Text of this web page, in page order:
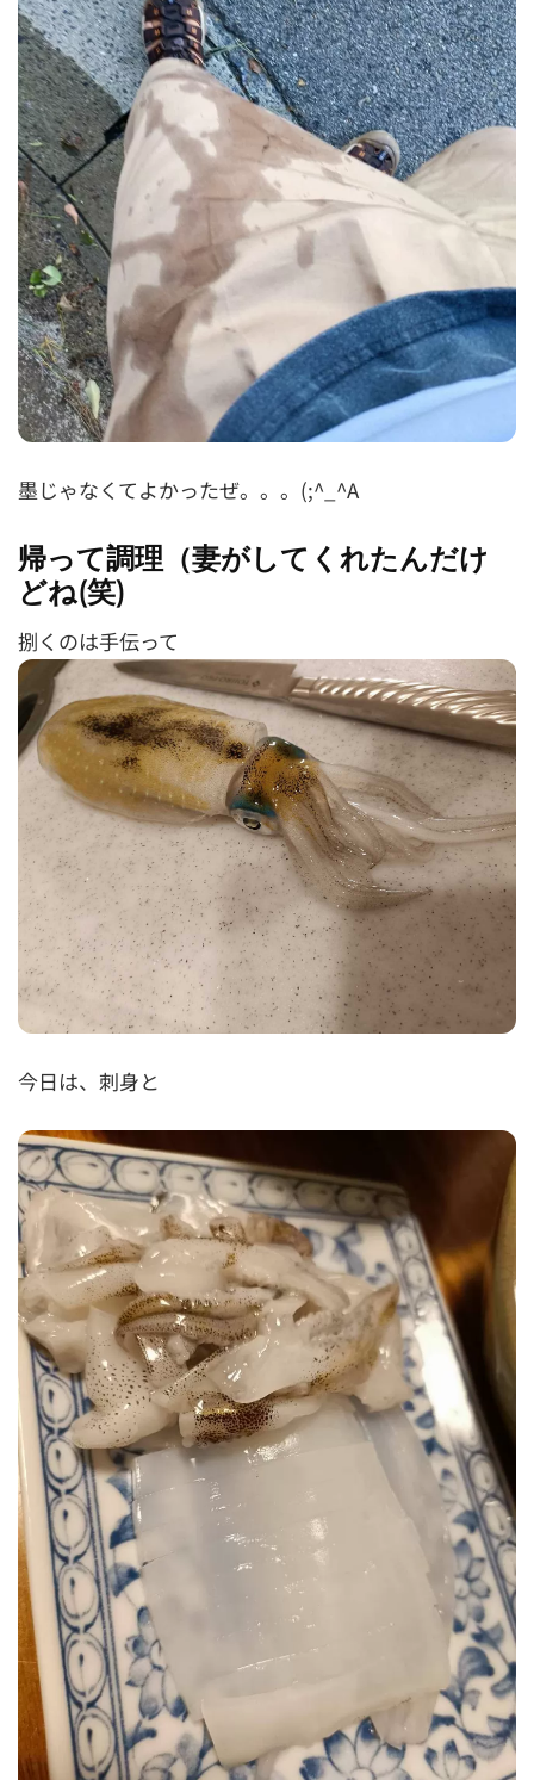
墨じゃなくてよかったぜ。。。(;^_^A
帰って調理（妻がしてくれたんだけ
どね(笑)
捌くのは手伝って
今日は、刺身と